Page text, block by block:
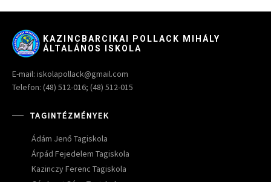
KAZINCBARCIKAI POLLACK MIHÁLY
ÁLTALÁNOS ISKOLA
E-mail: iskolapollack@gmail.com
Telefon: (48) 512-016; (48) 512-015
TAGINTÉZMÉNYEK
Ádám Jenő Tagiskola
Árpád Fejedelem Tagiskola
Kazinczy Ferenc Tagiskola